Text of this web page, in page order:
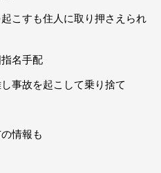
こすも住人に取り押さえられ
名手配
事故を起こして乗り捨て
情報も